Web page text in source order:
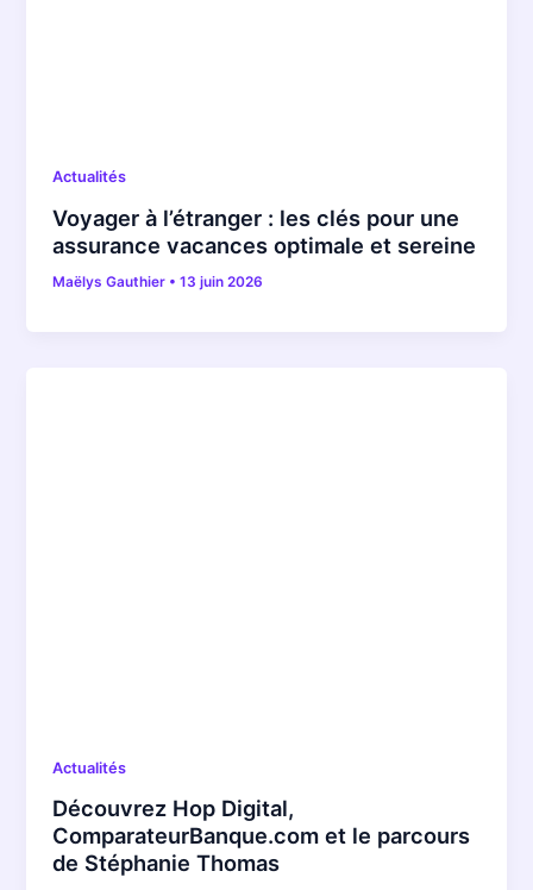
Actualités
Voyager à l’étranger : les clés pour une
assurance vacances optimale et sereine
Maëlys Gauthier •13 juin 2026
Actualités
Découvrez Hop Digital,
ComparateurBanque.com et le parcours
de Stéphanie Thomas